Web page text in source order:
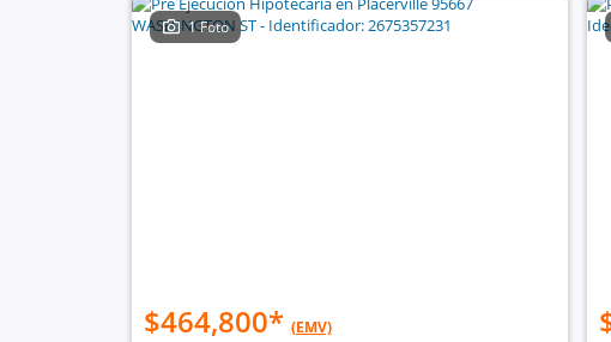
1 Foto
$464,800* (EMV)